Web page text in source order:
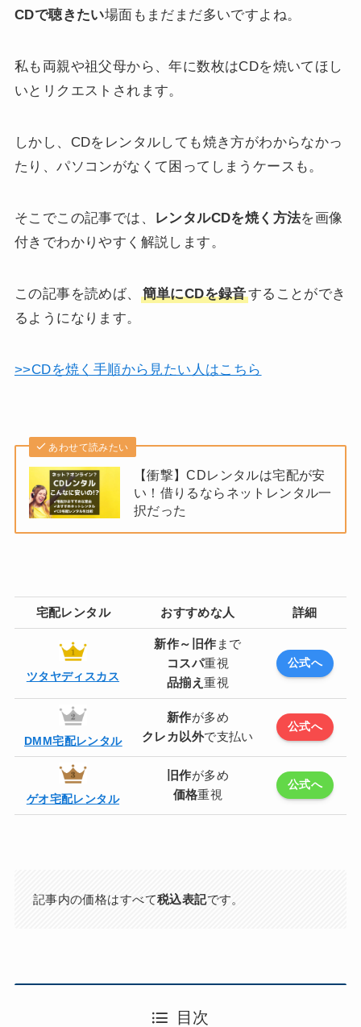
CDで聴きたい場面もまだまだ多いですよね。
私も両親や祖父母から、年に数枚はCDを焼いてほし
いとリクエストされます。
しかし、CDをレンタルしても焼き方がわからなかっ
たり、パソコンがなくて困ってしまうケースも。
そこでこの記事では、 レンタルCDを焼く方法を画像
付きでわかりやすく解説します。
この記事を読めば、 簡単にCDを録音することができ
るようになります。
>>CDを焼く手順から見たい人はこちら
あわせて読みたい
【衝撃】CDレンタルは宅配が安
い！借りるならネットレンタル一
択だった
宅配レンタル おすすめな人 詳細
ツタヤディスカス
新作～旧作 まで
コスパ重視
品揃え重視
公式へ
DMM宅配レンタル
新作が多め
クレカ以外で支払い
公式へ
ゲオ宅配レンタル
旧作が多め
価格重視
公式へ
記事内の価格はすべて税込表記です。
目次